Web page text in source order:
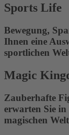
Sports Life
Bewegung,
Ihnen eine
sportlichen
Magic
Zauberhafte
erwarten Sie in
magischen